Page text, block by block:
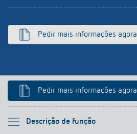
Pedir mais informações agora
Pedir mais informações agora
Descrição de função
Por favor selecione